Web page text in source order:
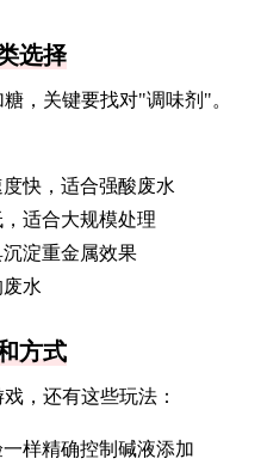
选择
，关键要找对"调味剂"。
快，适合强酸废水
适合大规模处理
淀重金属效果
水
方式
，还有这些玩法：
样精确控制碱液添加